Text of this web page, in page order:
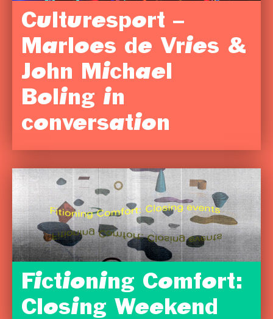
Culturesport –
Marloes de Vries &
John Michael
Boling in
conversation
Fictioning Comfort:
Closing Weekend